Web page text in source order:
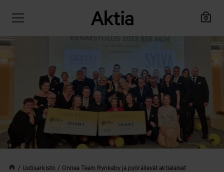
Uutisarkisto Onnea Team Rynkeby ja pyöräilevät aktialaiset